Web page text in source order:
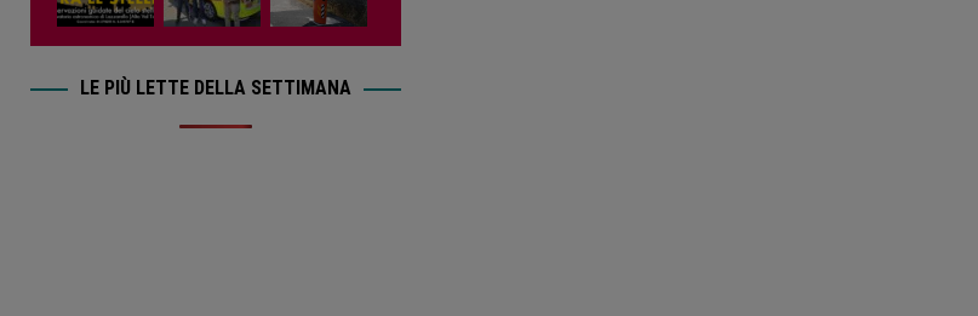
LE PIÙ LETTE DELLA SETTIMANA